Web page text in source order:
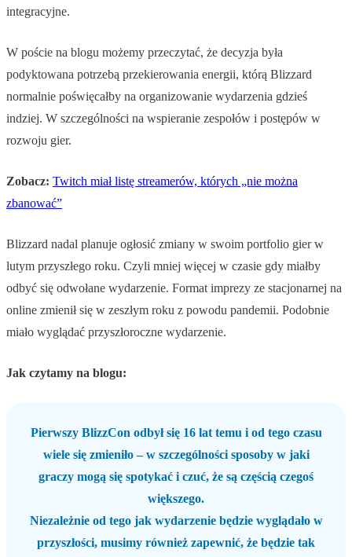
integracyjne.
W poście na blogu możemy przeczytać, że decyzja była
podyktowana potrzebą przekierowania energii, którą Blizzard
normalnie poświęcałby na organizowanie wydarzenia gdzieś
indziej. W szczególności na wspieranie zespołów i postępów w
rozwoju gier.
Zobacz: Twitch miał listę streamerów, których „nie można
zbanować”
Blizzard nadal planuje ogłosić zmiany w swoim portfolio gier w
lutym przyszłego roku. Czyli mniej więcej w czasie gdy miałby
odbyć się odwołane wydarzenie. Format imprezy ze stacjonarnej na
online zmienił się w zeszłym roku z powodu pandemii. Podobnie
miało wyglądać przyszłoroczne wydarzenie.
Jak czytamy na blogu:
Pierwszy BlizzCon odbył się 16 lat temu i od tego czasu
wiele się zmieniło – w szczególności sposoby w jaki
graczy mogą się spotykać i czuć, że są częścią czegoś
większego.
Niezależnie od tego jak wydarzenie będzie wyglądało w
przyszłości, musimy również zapewnić, że będzie tak